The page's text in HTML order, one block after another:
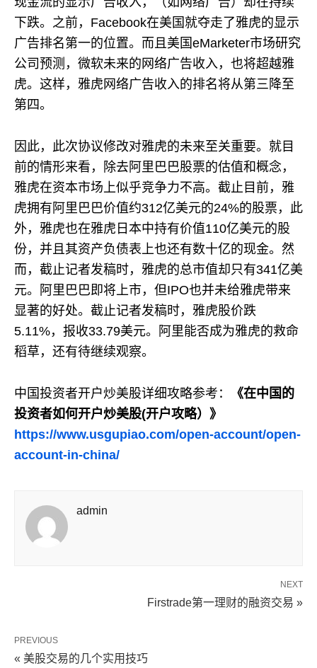
下跌。之前，Facebook在美国就夺走了雅虎的显示
广告排名第一的位置。而且美国eMarketer市场研究
公司预测，微软未来的网络广告收入，也将超越雅
虎。这样，雅虎网络广告收入的排名将从第三降至
第四。
因此，此次协议修改对雅虎的未来至关重要。就目
前的情形来看，除去阿里巴巴股票的估值和概念，
雅虎在资本市场上似乎竞争力不高。截止目前，雅
虎拥有阿里巴巴价值约312亿美元的24%的股票，此
外，雅虎也在雅虎日本中持有价值110亿美元的股
份，并且其资产负债表上也还有数十亿的现金。然
而，截止记者发稿时，雅虎的总市值却只有341亿美
元。阿里巴巴即将上市，但IPO也并未给雅虎带来
显著的好处。截止记者发稿时，雅虎股价跌
5.11%，报收33.79美元。阿里能否成为雅虎的救命
稻草，还有待继续观察。
中国投资者开户炒美股详细攻略参考：
《在中国的
投资者如何开户炒美股(开户攻略）》
https://www.usgupiao.com/open-account/open-
account-in-china/
admin
NEXT
Firstrade第一理财的融资交易 »
PREVIOUS
« 美股交易的几个实用技巧